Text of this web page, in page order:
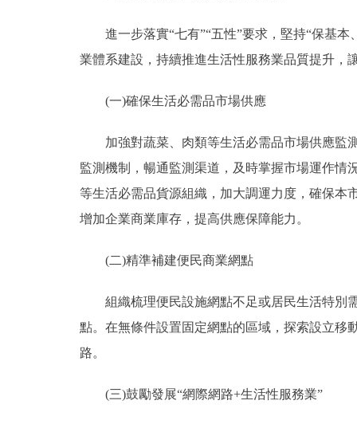
進一步落實“七有”“五性”要求，堅持“保基本
業體系建設，持續推進生活性服務業品質提升，
(一)確保生活必需品市場供應
加強對蔬菜、肉類等生活必需品市場供應監測
監測機制，暢通監測渠道，及時掌握市場運作情
等生活必需品貨源組織，加大調運力度，確保本
增加企業商業庫存，提高供應保障能力。
(二)精準補建便民商業網點
組織梳理便民設施網點不足或居民生活特別需
點。在無條件設置固定網點的區域，探索設立移
路。
(三)鼓勵發展“網際網路+生活性服務業”